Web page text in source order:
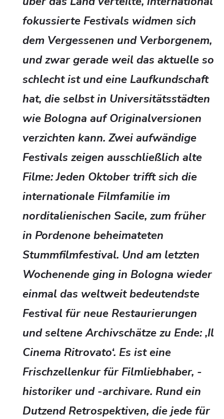
fokussierte Festivals widmen sich
dem Vergessenen und Verborgenem,
und zwar gerade weil das aktuelle so
schlecht ist und eine Laufkundschaft
hat, die selbst in Universitätsstädten
wie Bologna auf Originalversionen
verzichten kann. Zwei aufwändige
Festivals zeigen ausschließlich alte
Filme: Jeden Oktober trifft sich die
internationale Filmfamilie im
norditalienischen Sacile, zum früher
in Pordenone beheimateten
Stummfilmfestival. Und am letzten
Wochenende ging in Bologna wieder
einmal das weltweit bedeutendste
Festival für neue Restaurierungen
und seltene Archivschätze zu Ende: ‚Il
Cinema Ritrovato‘. Es ist eine
Frischzellenkur für Filmliebhaber, -
historiker und -archivare. Rund ein
Dutzend Retrospektiven, die jede für